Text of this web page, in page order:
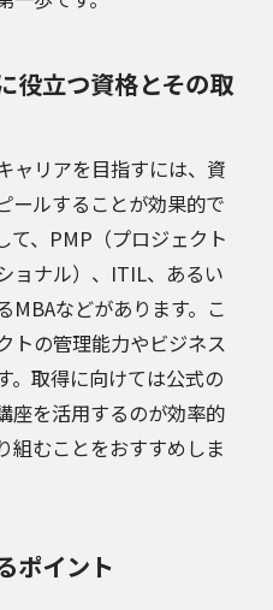
役立つ資格とその取
ャリアを目指すには、資
ールすることが効果的で
て、PMP（プロジェクト
ョナル）、ITIL、あるい
MBAなどがあります。こ
トの管理能力やビジネス
。取得に向けては公式の
座を活用するのが効率的
組むことをおすすめしま
ポイント